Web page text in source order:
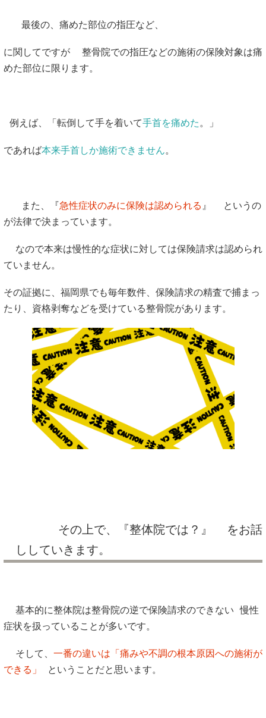
最後の、痛めた部位の指圧など、
に関してですが 整骨院での指圧などの施術の保険対象は痛
めた部位に限ります。
例えば、「転倒して手を着いて手首を痛めた 。」
であれば本来手首しか施術できません。
また、『急性症状のみに保険は認められる 』 というの
が法律で決まっています。
なので本来は慢性的な症状に対しては保険請求は認められ
ていません。
その証拠に、福岡県でも毎年数件、保険請求の精査で捕まっ
たり、資格剥奪などを受けている整骨院があります。
その上で、『整体院では？』 をお話
ししていきます。
基本的に整体院は整骨院の逆で保険請求のできない 慢性
症状を扱っていることが多いです。
そして、 一番の違いは「痛みや不調の根本原因への施術が
できる」
ということだと思います。